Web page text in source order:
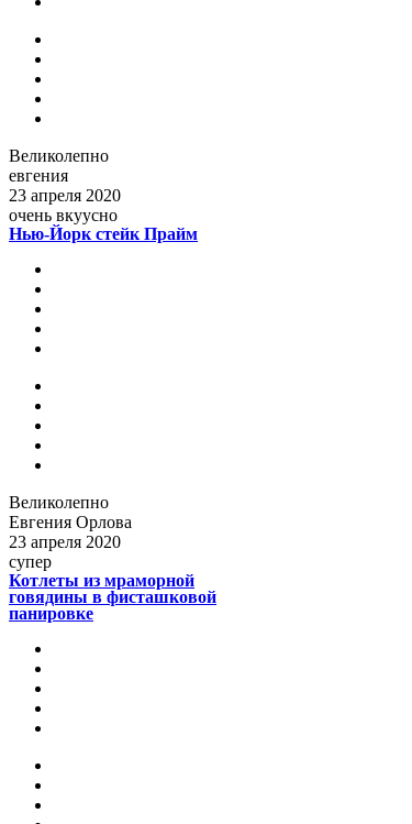
Великолепно
евгения
23 апреля 2020
очень вкуусно
Нью-Йорк стейк Прайм
Великолепно
Евгения Орлова
23 апреля 2020
супер
Котлеты из мраморной
говядины в фисташковой
панировке